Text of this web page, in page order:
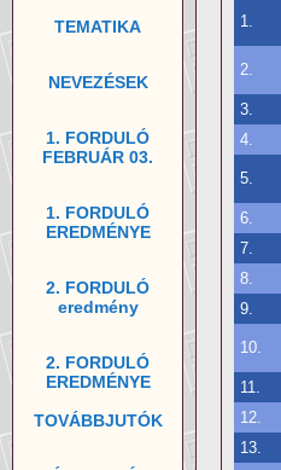
TEMATIKA
NEVEZÉSEK
1. FORDULÓ
FEBRUÁR 03.
1. FORDULÓ
EREDMÉNYE
2. FORDULÓ
eredmény
2. FORDULÓ
EREDMÉNYE
TOVÁBBJUTÓK
1.
2.
3.
4.
5.
6.
7.
8.
9.
10.
11.
12.
13.